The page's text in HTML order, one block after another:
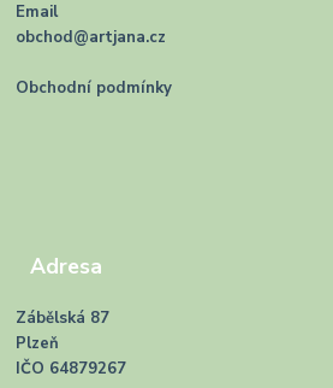
Email
obchod@artjana.cz
Obchodní podmínky
Adresa
Zábělská 87
Plzeň
IČO 64879267